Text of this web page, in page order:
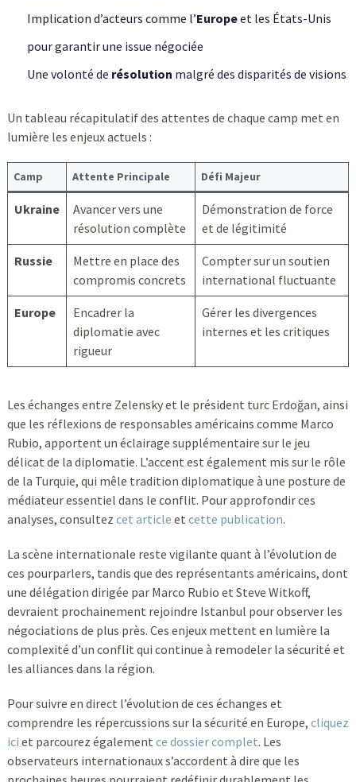
Implication d’acteurs comme l’Europeet les États-Unis
pour garantir une issue négociée
Une volonté de résolution malgré des disparités de visions
Un tableau récapitulatif des attentes de chaque camp met en
lumière les enjeux actuels :
Camp Attente Principale Défi Majeur
Ukraine
Avancer vers une
résolution complète
Démonstration de force
et de légitimité
Russie
Mettre en place des
compromis concrets
Compter sur un soutien
international fluctuante
Europe
Encadrer la
diplomatie avec
rigueur
Gérer les divergences
internes et les critiques
Les échanges entre Zelensky et le président turc Erdoğan, ainsi
que les réflexions de responsables américains comme Marco
Rubio, apportent un éclairage supplémentaire sur le jeu
délicat de la diplomatie. L’accent est également mis sur le rôle
de la Turquie, qui mêle tradition diplomatique à une posture de
médiateur essentiel dans le conflit. Pour approfondir ces
analyses, consultez cet article et cette publication.
La scène internationale reste vigilante quant à l’évolution de
ces pourparlers, tandis que des représentants américains, dont
une délégation dirigée par Marco Rubio et Steve Witkoff,
devraient prochainement rejoindre Istanbul pour observer les
négociations de plus près. Ces enjeux mettent en lumière la
complexité d’un conflit qui continue à remodeler la sécurité et
les alliances dans la région.
Pour suivre en direct l’évolution de ces échanges et
comprendre les répercussions sur la sécurité en Europe, cliquez
ici et parcourez également ce dossier complet. Les
observateurs internationaux s’accordent à dire que les